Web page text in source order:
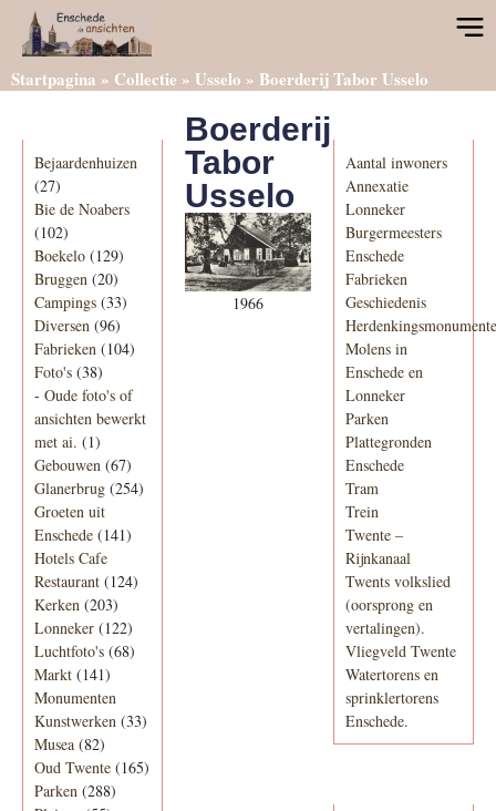
Startpagina » Collectie » Usselo » Boerderij Tabor Usselo
Bejaardenhuizen
(27)
Bie de Noabers
(102)
Boekelo (129)
Bruggen (20)
Campings (33)
Diversen (96)
Fabrieken (104)
Foto's (38)
- Oude foto's of
ansichten bewerkt
met ai. (1)
Gebouwen (67)
Glanerbrug (254)
Groeten uit
Enschede (141)
Hotels Cafe
Restaurant (124)
Kerken (203)
Lonneker (122)
Luchtfoto's (68)
Markt (141)
Monumenten
Kunstwerken (33)
Musea (82)
Oud Twente (165)
Parken (288)
Boerderij
Tabor
Usselo
1966
Aantal inwoners
Annexatie
Lonneker
Burgermeesters
Enschede
Fabrieken
Geschiedenis
Molens in
Enschede en
Lonneker
Parken
Plattegronden
Enschede
Tram
Trein
Twente –
Rijnkanaal
Twents volkslied
(oorsprong en
vertalingen).
Vliegveld Twente
Watertorens en
sprinklertorens
Enschede.